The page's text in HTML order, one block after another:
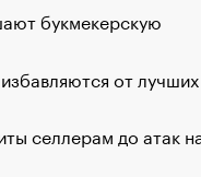
букмекерскую
от лучших
селлерам до атак